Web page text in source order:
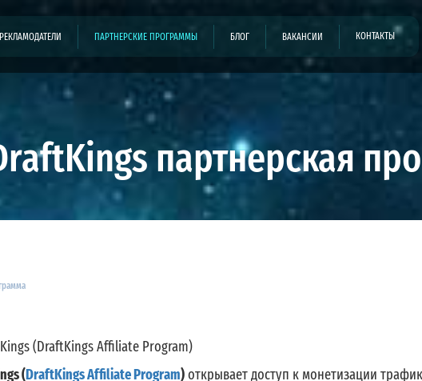
РЕКЛАМОДАТЕЛИ ПАРТНЕРСКИЕ ПРОГРАММЫ БЛОГ ВАКАНСИИ КОНТАКТЫ
партнерская
(DraftKings Affiliate Program)открывает доступ к монетизации